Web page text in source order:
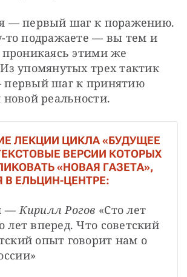
— первый шаг к поражению.
то подражаете — вы тем и
проникаясь этими же
упомянутых трех тактик
первый шаг к принятию
новой реальности.
ЛЕКЦИИ ЦИКЛА «БУДУЩЕЕ
ВЕРСИИ КОТОРЫХ
«НОВАЯ ГАЗЕТА»,
В ЕЛЬЦИН-ЦЕНТРЕ:
— Кирилл Рогов «Сто лет
лет вперед. Что советский
опыт говорит нам о